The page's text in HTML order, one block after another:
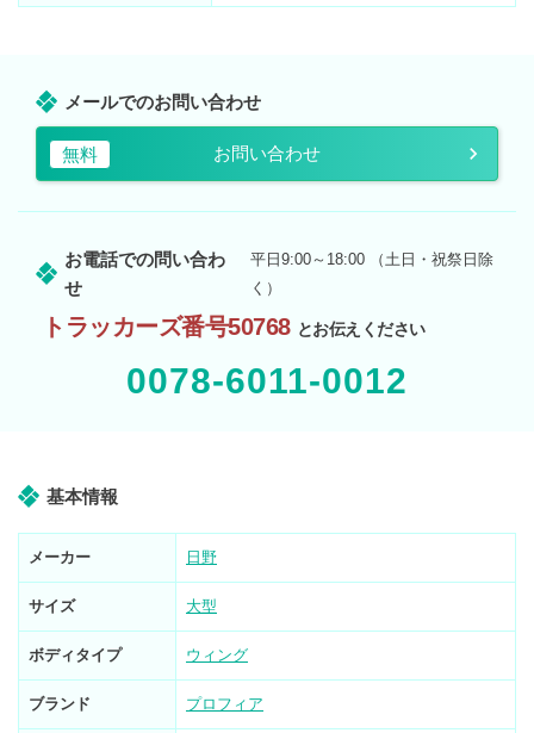
メールでのお問い合わせ
無料 お問い合わせ
お電話での問い合わ
せ
平日9:00～18:00 （土日・祝祭日除
く）
トラッカーズ番号50768 とお伝えください
0078-6011-0012
基本情報
メーカー 日野
サイズ 大型
ボディタイプ ウィング
ブランド プロフィア